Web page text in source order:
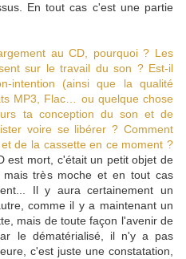
En tout cas c'est une partie
au CD, pourquoi ? Les
sur le travail du son ? Est-il
intention (ainsi que la qualité
MP3, Flac… ou quelque chose
ta conception du son et de
voire se libérer ? Comment
de la cassette en ce moment ?
est mort, c'était un petit objet de
très moche et en tout cas
Il y aura certainement un
comme il y a maintenant un
mais de toute façon l'avenir de
le dématérialisé, il n'y a pas
c'est juste une constatation,